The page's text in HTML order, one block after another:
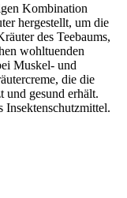
Kombination
hergestellt, um die
des Teebaums,
wohltuenden
Muskel- und
die die
und gesund erhält.
Insektenschutzmittel.